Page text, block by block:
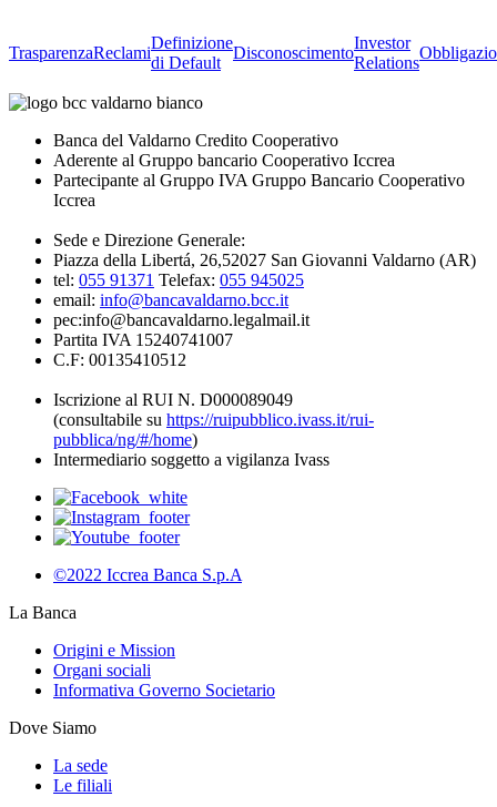
TrasparenzaReclami
Definizione
di Default
Disconoscimento
Investor
Relations
Banca del Valdarno Credito Cooperativo
Aderente al Gruppo bancario Cooperativo Iccrea
Partecipante al Gruppo IVA Gruppo Bancario Cooperativo
Iccrea
Sede e Direzione Generale:
Piazza della Libertá, 26,52027 San Giovanni Valdarno (AR)
tel: 055 91371 Telefax: 055 945025
email: info@bancavaldarno.bcc.it
pec:info@bancavaldarno.legalmail.it
Partita IVA 15240741007
C.F: 00135410512
Iscrizione al RUI N. D000089049
(consultabile su https://ruipubblico.ivass.it/rui-
pubblica/ng/#/home)
Intermediario soggetto a vigilanza Ivass
©2022 Iccrea Banca S.p.A
La Banca
Origini e Mission
Organi sociali
Informativa Governo Societario
Dove Siamo
La sede
Le filiali